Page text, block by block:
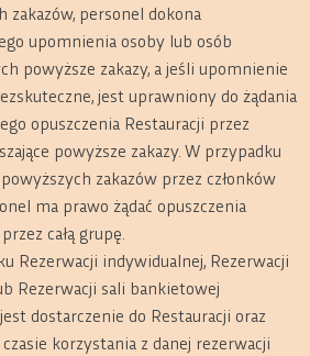
zakazów, personel dokona
upomnienia osoby lub osób
powyższe zakazy, a jeśli upomnienie
jest uprawniony do żądania
opuszczenia Restauracji przez
powyższe zakazy. W przypadku
zakazów przez członków
ma prawo żądać opuszczenia
całą grupę.
Rezerwacji indywidualnej, Rezerwacji
Rezerwacji sali bankietowej
dostarczenie do Restauracji oraz
korzystania z danej rezerwacji